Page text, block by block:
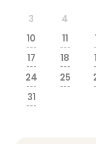
3
4
10
---
11
---
17
---
18
---
24
---
25
---
31
---